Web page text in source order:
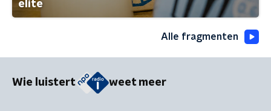
elite
Alle fragmenten
Wie luistert weet meer